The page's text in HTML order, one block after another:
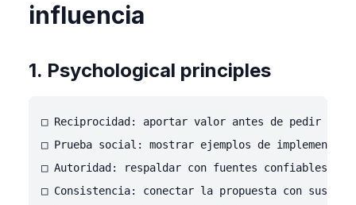
influencia
1. Psychological principles
□ Reciprocidad: aportar valor antes de pedir
□ Prueba social: mostrar ejemplos de
□ Autoridad: respaldar con fuentes confiables y
□ Consistencia: conectar la propuesta con sus